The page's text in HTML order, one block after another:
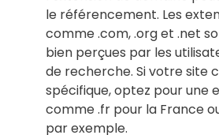
le référencement. Les
comme .com, .org et .net
bien perçues par les
de recherche. Si votre site
spécifique, optez pour une
comme .fr pour la France
par exemple.